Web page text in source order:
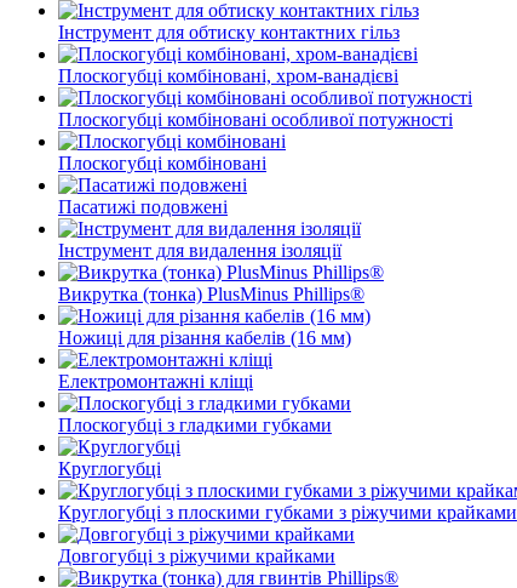
Інструмент для обтиску контактних гільз
Плоскогубці комбіновані, хром-ванадієві
Плоскогубці комбіновані особливої ​​потужності
Плоскогубці комбіновані
Пасатижі подовжені
Інструмент для видалення ізоляції
Викрутка (тонка) PlusMinus Phillips®
Ножиці для різання кабелів (16 мм)
Електромонтажні кліщі
Плоскогубці з гладкими губками
Круглогубці
Круглогубці з плоскими губками з ріжучими крайками
Довгогубці з ріжучими крайками